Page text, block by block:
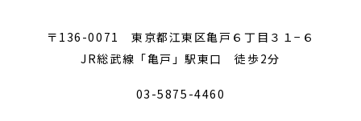
〒136-0071 東京都江東区亀戸６丁目３１−６
JR総武線「亀戸」駅東口 徒歩2分
03-5875-4460